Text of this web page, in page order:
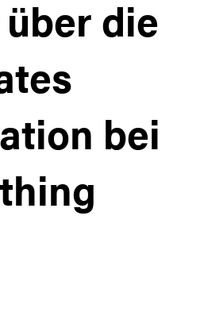
die
bei